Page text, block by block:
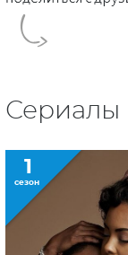
Сериалы
1
сезон